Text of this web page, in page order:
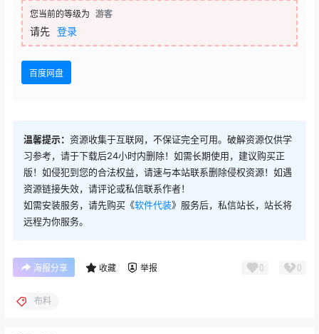
您当前的等级为 游客
请先 登录
百度网盘
温馨提示： 资源收集于互联网，不保证完全可用。破解资源仅供学
习参考，请于下载后24小时内删除！如需长期使用，建议购买正
版！如侵犯到您的合法权益，请速与本站联系删除侵权资源！如遇
资源链接失效，请评论或私信联系作者！
如需安装服务，请先购买《软件代装》服务后，私信站长，站长将
远程为你服务。
海报分享 收藏 举报 0 0
布料